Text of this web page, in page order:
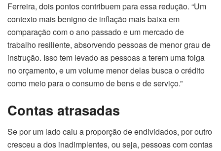
Ferreira, dois pontos contribuem para essa redução. “Um
contexto mais benigno de inflação mais baixa em
comparação com o ano passado e um mercado de
trabalho resiliente, absorvendo pessoas de menor grau de
instrução. Isso tem levado as pessoas a terem uma folga
no orçamento, e um volume menor delas busca o crédito
como meio para o consumo de bens e de serviço.”
Contas atrasadas
Se por um lado caiu a proporção de endividados, por outro
cresceu a dos inadimplentes, ou seja, pessoas com contas